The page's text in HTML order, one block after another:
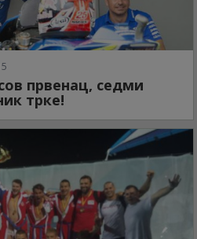
првенац, седми
трке!